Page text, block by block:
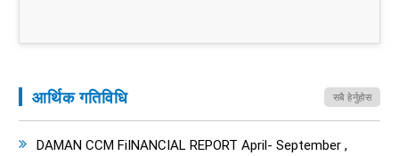
आर्थिक गतिविधि सबै हेर्नुहोस
DAMAN CCM FiINANCIAL REPORT April- September ,